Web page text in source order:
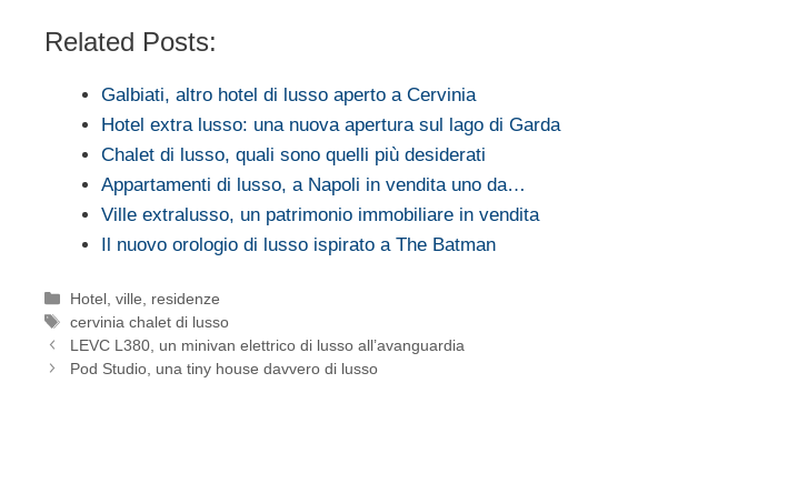
Related Posts:
Galbiati, altro hotel di lusso aperto a Cervinia
Hotel extra lusso: una nuova apertura sul lago di Garda
Chalet di lusso, quali sono quelli più desiderati
Appartamenti di lusso, a Napoli in vendita uno da…
Ville extralusso, un patrimonio immobiliare in vendita
Il nuovo orologio di lusso ispirato a The Batman
Categorie
Hotel, ville, residenze
Tag
cervinia chalet di lusso
LEVC L380, un minivan elettrico di lusso all’avanguardia
Pod Studio, una tiny house davvero di lusso